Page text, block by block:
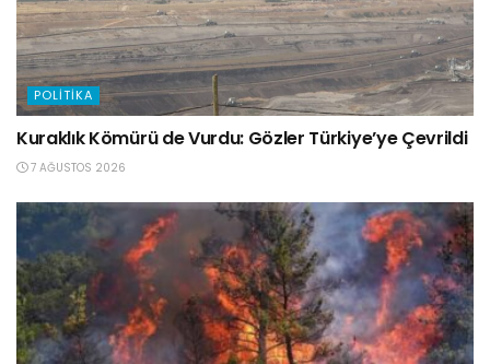
POLITIKA
Kuraklık Kömürü de Vurdu: Gözler Türkiye’ye Çevrildi
7 AĞUSTOS 2026